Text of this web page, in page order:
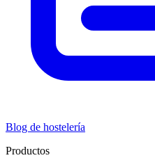
Blog de hostelería
Productos